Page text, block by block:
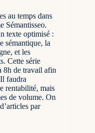
au temps dans
Sémantisseo.
texte optimisé :
sémantique, la
et les
Cette série
8h de travail afin
faudra
rentabilité, mais
de volume. On
par